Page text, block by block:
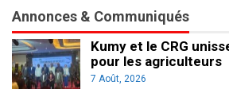
Annonces & Communiqués
Kumy et le CRG
pour les agriculteurs
7 Août, 2026